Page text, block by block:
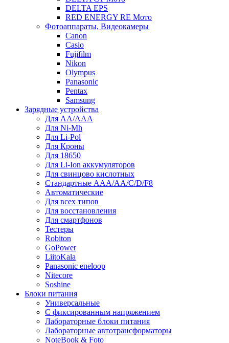
DELTA EPS
RED ENERGY RE Мото
Фотоаппараты, Видеокамеры
Canon
Casio
Fujifilm
Nikon
Olympus
Panasonic
Pentax
Samsung
Зарядные устройства
Для AA/AAA
Для Ni-Mh
Для Li-Pol
Для Кроны
Для 18650
Для Li-Ion аккумуляторов
Для свинцово кислотных
Стандартные ААА/АА/С/D/F8
Автоматические
Для всех типов
Для восстановления
Для смартфонов
Тестеры
Robiton
GoPower
LiitoKala
Panasonic eneloop
Nitecore
Soshine
Блоки питания
Универсальные
C фиксированным напряжением
Лабораторные блоки питания
Лабораторные автотрансформаторы
NoteBook & Foto